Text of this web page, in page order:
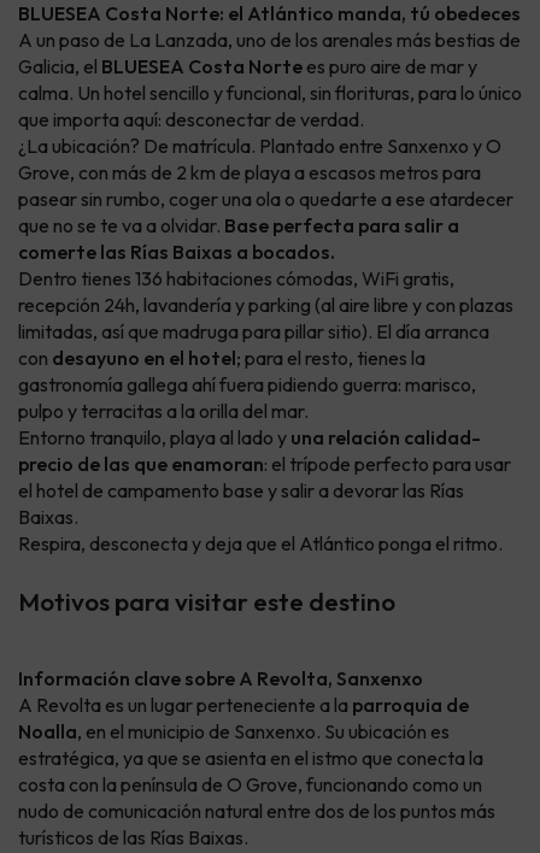
BLUESEA Costa Norte: el Atlántico manda, tú obedeces
A un paso de La Lanzada, uno de los arenales más bestias de
Galicia, el BLUESEA Costa Norte es puro aire de mar y
calma. Un hotel sencillo y funcional, sin florituras, para lo único
que importa aquí: desconectar de verdad.
¿La ubicación? De matrícula. Plantado entre Sanxenxo y O
Grove, con más de 2 km de playa a escasos metros para
pasear sin rumbo, coger una ola o quedarte a ese atardecer
que no se te va a olvidar. Base perfecta para salir a
comerte las Rías Baixas a bocados.
Dentro tienes 136 habitaciones cómodas, WiFi gratis,
recepción 24h, lavandería y parking (al aire libre y con plazas
limitadas, así que madruga para pillar sitio). El día arranca
con desayuno en el hotel; para el resto, tienes la
gastronomía gallega ahí fuera pidiendo guerra: marisco,
pulpo y terracitas a la orilla del mar.
Entorno tranquilo, playa al lado y una relación calidad-
precio de las que enamoran: el trípode perfecto para usar
el hotel de campamento base y salir a devorar las Rías
Baixas.
Respira, desconecta y deja que el Atlántico ponga el ritmo.
Motivos para visitar este destino
Información clave sobre A Revolta, Sanxenxo
A Revolta es un lugar perteneciente a la parroquia de
Noalla, en el municipio de Sanxenxo. Su ubicación es
estratégica, ya que se asienta en el istmo que conecta la
costa con la península de O Grove, funcionando como un
nudo de comunicación natural entre dos de los puntos más
turísticos de las Rías Baixas.